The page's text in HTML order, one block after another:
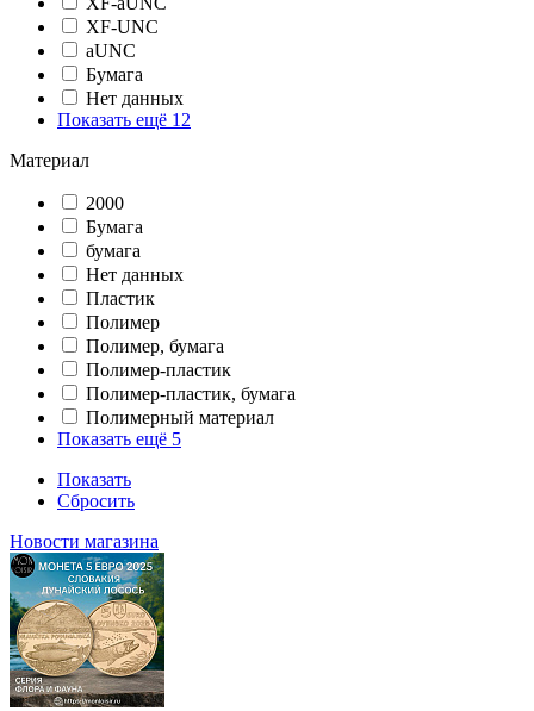
XF-UNC
аUNC
Бумага
Нет данных
Показать ещё 12
Материал
2000
Бумага
бумага
Нет данных
Пластик
Полимер
Полимер, бумага
Полимер-пластик
Полимер-пластик, бумага
Полимерный материал
Показать ещё 5
Показать
Сбросить
Новости магазина